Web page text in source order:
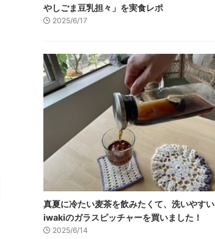
やしごま豆乳担々」を実食レポ
2025/6/17
真夏に冷たい麦茶を飲みたくて、洗いやすい
iwakiのガラスピッチャーを買いました！
2025/6/14